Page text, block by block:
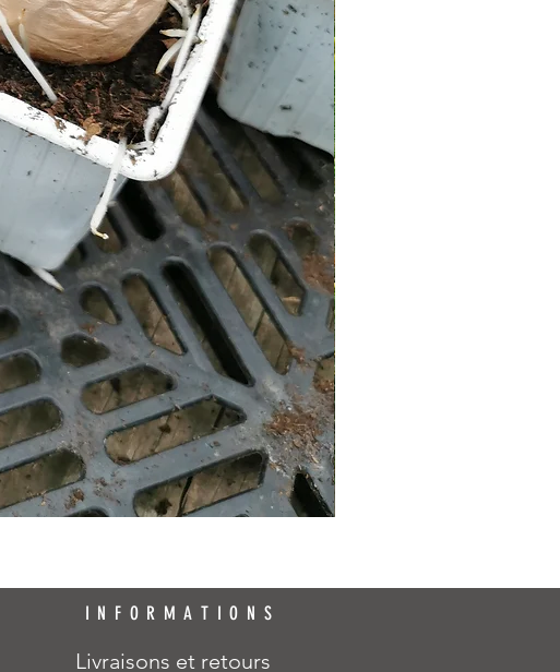
INFORMATIONS
Livraisons et retours